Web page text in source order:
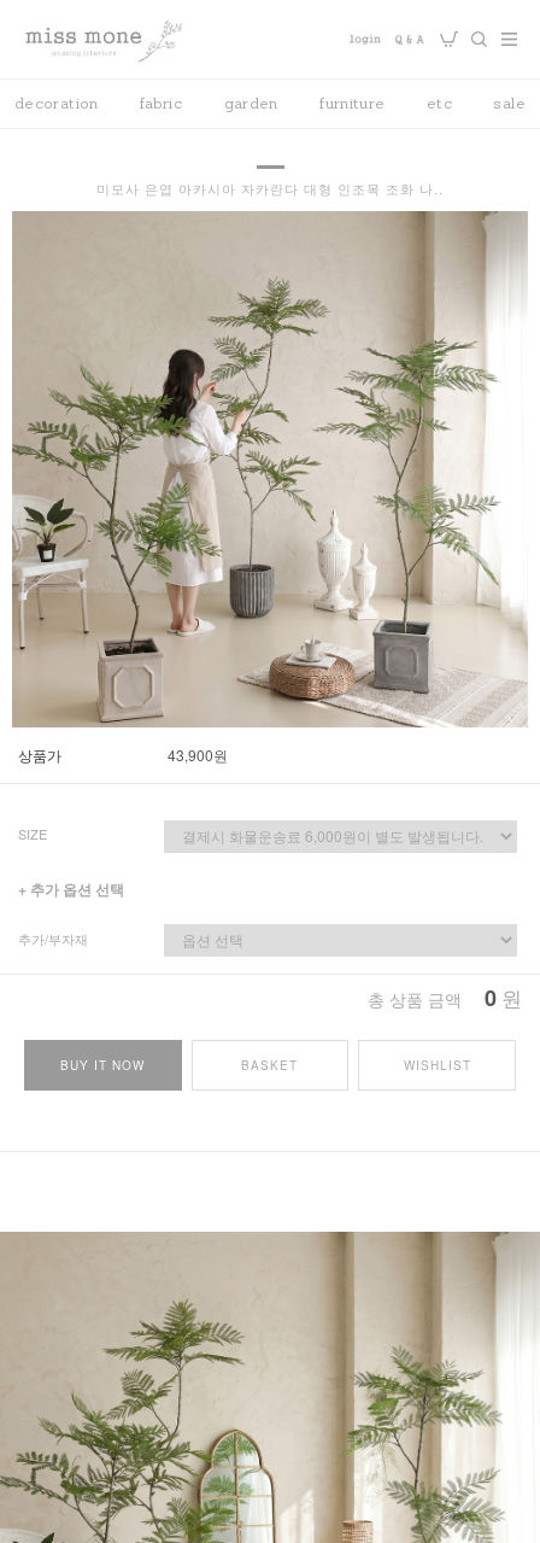
decoration fabric garden furniture etc sale
미모사 은엽 아카시아 자카란다 대형 인조목 조화 나..
상품가 43,900원
SIZE
+ 추가 옵션 선택
추가/부자재
총 상품 금액 0 원
BUY IT NOW BASKET WISHLIST